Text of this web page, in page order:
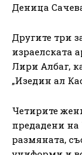
Деница
Другите три
израелската
Лири Албаг,
„Изедин ал
Четирите
предадени на
размяната,